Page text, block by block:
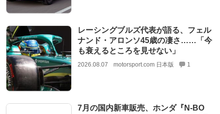
レーシングブルズ代表が語る、フェル
ナンド・アロンソ45歳の凄さ……「今
も衰えるところを見せない」
2026.08.07 motorsport.com 日本版 1
7月の国内新車販売、ホンダ『N-BO